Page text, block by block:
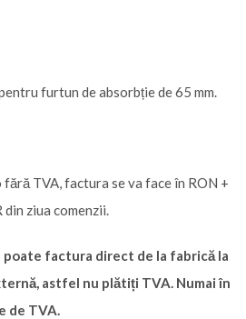
furtun de absorbție de 65 mm.
TVA, factura se va face în RON +
ziua comenzii.
factura direct de la fabrică la
astfel nu plătiți TVA. Numai în
de TVA.